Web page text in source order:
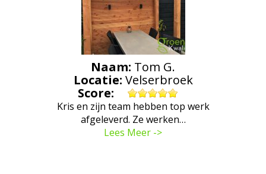
Naam: Tom G.
Locatie: Velserbroek
Score:
Kris en zijn team hebben top werk
afgeleverd. Ze werken…
Lees Meer ->